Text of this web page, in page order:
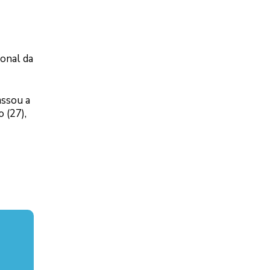
da
a
(27),